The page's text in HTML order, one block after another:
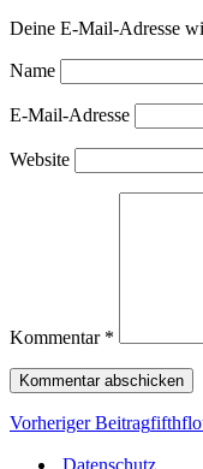
Deine E-Mail-Adresse
Name
E-Mail-Adresse
Website
Kommentar *
Vorheriger Beitrag
Datenschutz